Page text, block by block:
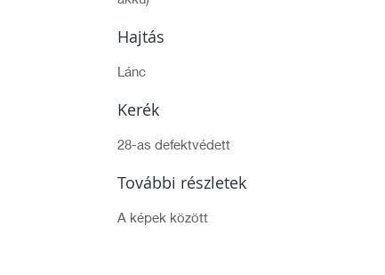
Hajtás
Lánc
Kerék
28-as defektvédett
További részletek
A képek között